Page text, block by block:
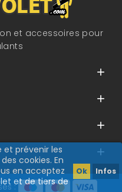
et prévenir les
cookies. En
en acceptez
et de tiers de
Ok Infos
et accessoires pour




: